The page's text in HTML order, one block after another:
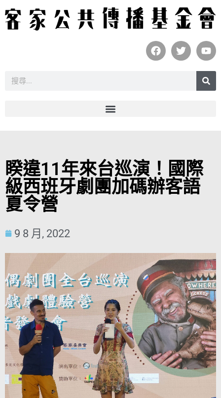
睽違11年來台巡演！國際
級西班牙劇團加碼辦客語
夏令營
9 8 月, 2022